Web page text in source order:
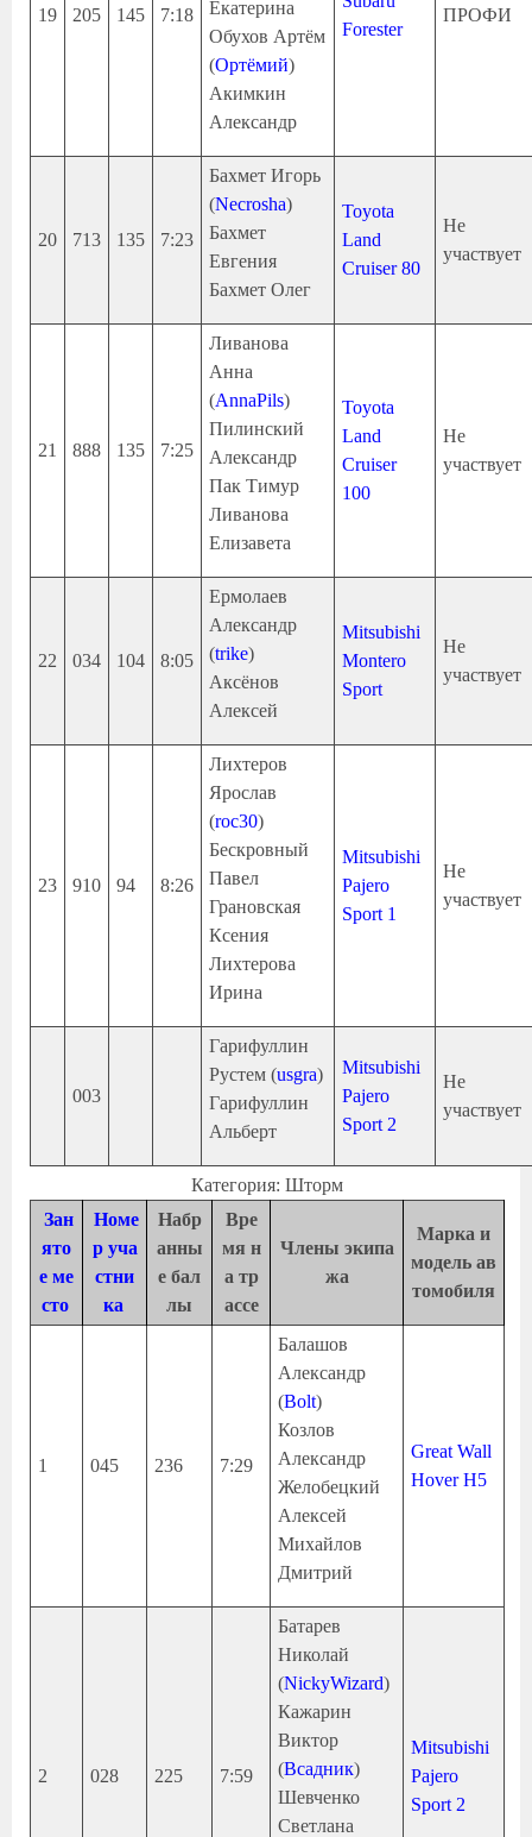
19 205 145 7:18
Екатерина
Обухов Артём
(Ортёмий)
Акимкин
Александр
Forester
ПРОФИ
20 713 135 7:23
Бахмет Игорь
(Necrosha)
Бахмет
Евгения
Бахмет Олег
Toyota
Land
Cruiser 80
Не
участвует
21 888 135 7:25
Ливанова
Анна
(AnnaPils)
Пилинский
Александр
Пак Тимур
Ливанова
Елизавета
Toyota
Land
Cruiser
100
Не
участвует
22 034 104 8:05
Ермолаев
Александр
(trike)
Аксёнов
Алексей
Mitsubishi
Montero
Sport
Не
участвует
23 910 94 8:26
Лихтеров
Ярослав
(roc30)
Бескровный
Павел
Грановская
Ксения
Лихтерова
Ирина
Mitsubishi
Pajero
Sport 1
Не
участвует
003
Гарифуллин
Рустем (usgra)
Гарифуллин
Альберт
Mitsubishi
Pajero
Sport 2
Не
участвует
Категория: Шторм
Зан
ято
е ме
сто
Номе
р уча
стни
ка
Набр
анны
е бал
лы
Вре
мя н
а тр
ассе
Члены экипа
жа
Марка и
модель ав
томобиля
1 045 236 7:29
Балашов
Александр
(Bolt)
Козлов
Александр
Желобецкий
Алексей
Михайлов
Дмитрий
Great Wall
Hover H5
2 028 225 7:59
Батарев
Николай
(NickyWizard)
Кажарин
Виктор
(Всадник)
Шевченко
Светлана
Mitsubishi
Pajero
Sport 2